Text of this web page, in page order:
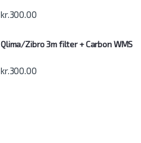
kr.300.00
Qlima/Zibro 3m filter + Carbon WMS
kr.300.00